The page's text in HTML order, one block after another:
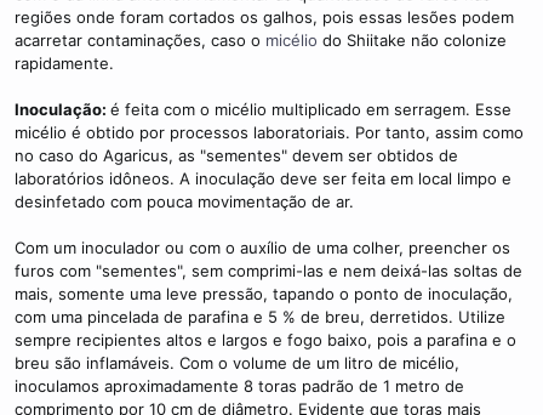
regiões onde foram cortados os galhos, pois essas lesões podem
acarretar contaminações, caso o micélio do Shiitake não colonize
rapidamente.
Inoculação: é feita com o micélio multiplicado em serragem. Esse
micélio é obtido por processos laboratoriais. Por tanto, assim como
no caso do Agaricus, as "sementes" devem ser obtidos de
laboratórios idôneos. A inoculação deve ser feita em local limpo e
desinfetado com pouca movimentação de ar.
Com um inoculador ou com o auxílio de uma colher, preencher os
furos com "sementes", sem comprimi-las e nem deixá-las soltas de
mais, somente uma leve pressão, tapando o ponto de inoculação,
com uma pincelada de parafina e 5 % de breu, derretidos. Utilize
sempre recipientes altos e largos e fogo baixo, pois a parafina e o
breu são inflamáveis. Com o volume de um litro de micélio,
inoculamos aproximadamente 8 toras padrão de 1 metro de
comprimento por 10 cm de diâmetro. Evidente que toras mais